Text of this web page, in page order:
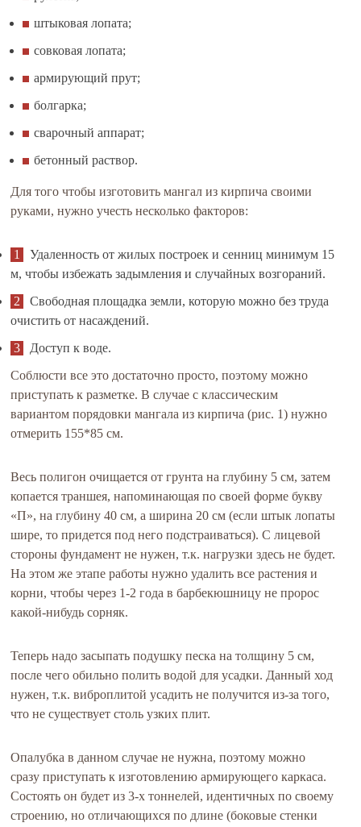
штыковая лопата;
совковая лопата;
армирующий прут;
болгарка;
сварочный аппарат;
бетонный раствор.
Для того чтобы изготовить мангал из кирпича своими
руками, нужно учесть несколько факторов:
Удаленность от жилых построек и сенниц минимум 15
м, чтобы избежать задымления и случайных возгораний.
Свободная площадка земли, которую можно без труда
очистить от насаждений.
Доступ к воде.
Соблюсти все это достаточно просто, поэтому можно
приступать к разметке. В случае с классическим
вариантом порядовки мангала из кирпича (рис. 1) нужно
отмерить 155*85 см.
Весь полигон очищается от грунта на глубину 5 см, затем
копается траншея, напоминающая по своей форме букву
«П», на глубину 40 см, а ширина 20 см (если штык лопаты
шире, то придется под него подстраиваться). С лицевой
стороны фундамент не нужен, т.к. нагрузки здесь не будет.
На этом же этапе работы нужно удалить все растения и
корни, чтобы через 1-2 года в барбекюшницу не пророс
какой-нибудь сорняк.
Теперь надо засыпать подушку песка на толщину 5 см,
после чего обильно полить водой для усадки. Данный ход
нужен, т.к. виброплитой усадить не получится из-за того,
что не существует столь узких плит.
Опалубка в данном случае не нужна, поэтому можно
сразу приступать к изготовлению армирующего каркаса.
Состоять он будет из 3-х тоннелей, идентичных по своему
строению, но отличающихся по длине (боковые стенки